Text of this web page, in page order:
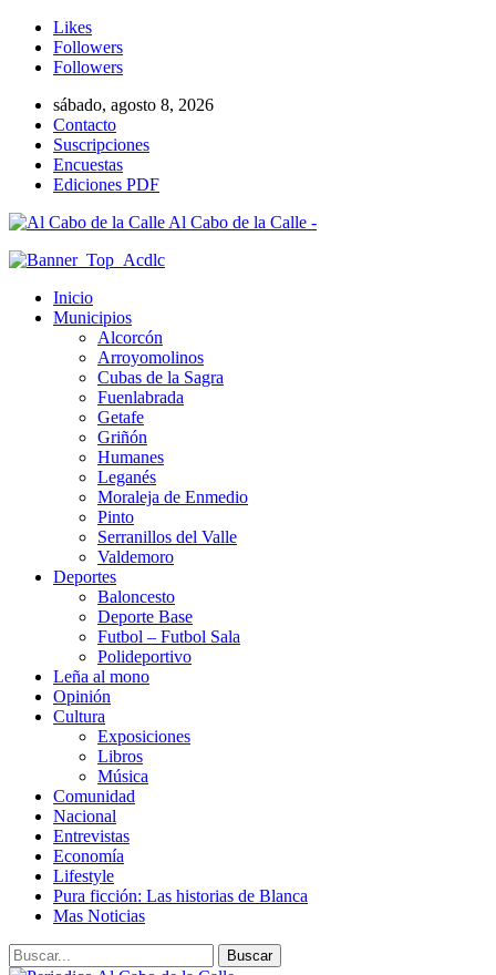
Likes
Followers
Followers
sábado, agosto 8, 2026
Contacto
Suscripciones
Encuestas
Ediciones PDF
Al Cabo de la Calle -
Inicio
Municipios
Alcorcón
Arroyomolinos
Cubas de la Sagra
Fuenlabrada
Getafe
Griñón
Humanes
Leganés
Moraleja de Enmedio
Pinto
Serranillos del Valle
Valdemoro
Deportes
Baloncesto
Deporte Base
Futbol – Futbol Sala
Polideportivo
Leña al mono
Opinión
Cultura
Exposiciones
Libros
Música
Comunidad
Nacional
Entrevistas
Economía
Lifestyle
Pura ficción: Las historias de Blanca
Mas Noticias